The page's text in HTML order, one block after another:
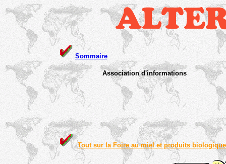
Sommaire
Association d'informations
Tout sur la Foire au miel et produits